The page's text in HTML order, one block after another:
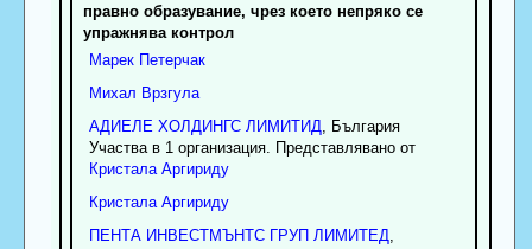
правно образувание, чрез което непряко се
упражнява контрол
Марек Петерчак
Михал Врзгула
АДИЕЛЕ ХОЛДИНГС ЛИМИТИД , България
Участва в 1 организация. Представлявано от
Кристала Аргириду
Кристала Аргириду
ПЕНТА ИНВЕСТМЪНТС ГРУП ЛИМИТЕД